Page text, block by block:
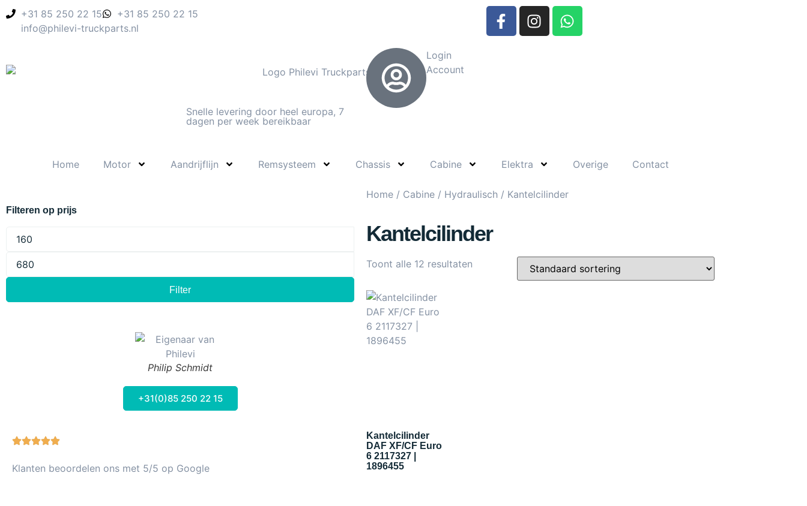
+31 85 250 22 15
+31 85 250 22 15
info@philevi-truckparts.nl
Snelle levering door heel europa, 7
dagen per week bereikbaar
Login
Account
Home Motor Aandrijflijn Remsysteem Chassis Cabine Elektra Overige Contact
Filteren op prijs
Filter
Philip Schmidt
+31(0)85 250 22 15
Klanten beoordelen ons met 5/5 op Google
Home / Cabine / Hydraulisch / Kantelcilinder
Kantelcilinder
Toont alle 12 resultaten
Kantelcilinder
DAF XF/CF Euro
6 2117327 |
1896455